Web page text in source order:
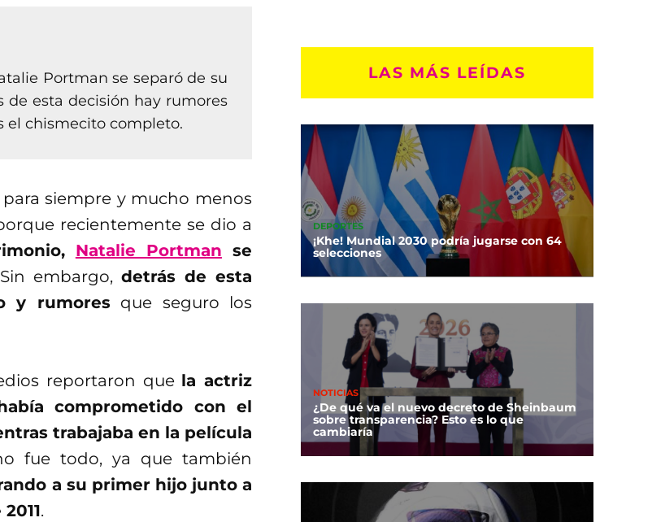
Portman se separó de su
de esta decisión hay rumores
el chismecito completo.
siempre y mucho menos
recientemente se dio a
Natalie Portman se
embargo,detrás de esta
y rumoresque seguro los
reportaron que la actriz
comprometido con el
trabajaba en la película
fue todo, ya que también
a su primer hijo junto a
.
LAS MÁS LEÍDAS
DEPORTES
¡Khe! Mundial 2030 podría jugarse con 64
selecciones
NOTICIAS
¿De qué va el nuevo decreto de Sheinbaum
sobre transparencia? Esto es lo que
cambiaría